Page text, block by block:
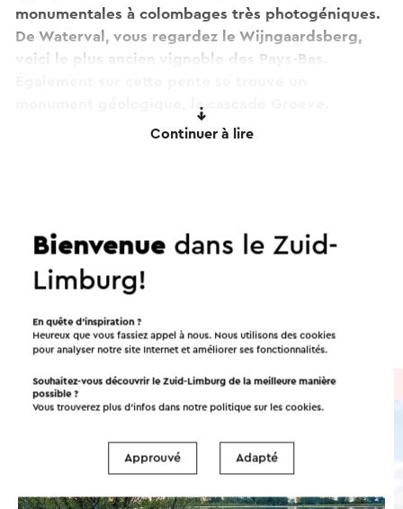
monumentales à colombages très photogéniques.
De Waterval, vous regardez le Wijngaardsberg,
voici le plus ancien vignoble des Pays-Bas.
monument géologique, la cascade Groeve.
Ce texte a été traduit automatiquement à l'aide d'un service
Continuer à lire
Vélo VTT
Cyclisme Cyclisme sur gravier
À vélo → 68,5 km
Bienvenuedans le Zuid-
Limburg!
En quête d’inspiration ?
Heureux que vous fassiez appel à nous. Nous utilisons des cookies
pour analyser notre site Internet et améliorer ses fonctionnalités.
Souhaitez-vous découvrir le Zuid-Limburg de la meilleure manière
possible ?
Vous trouverez plus d’infos dans notre politique sur lescookies.
Approuvé Adapté